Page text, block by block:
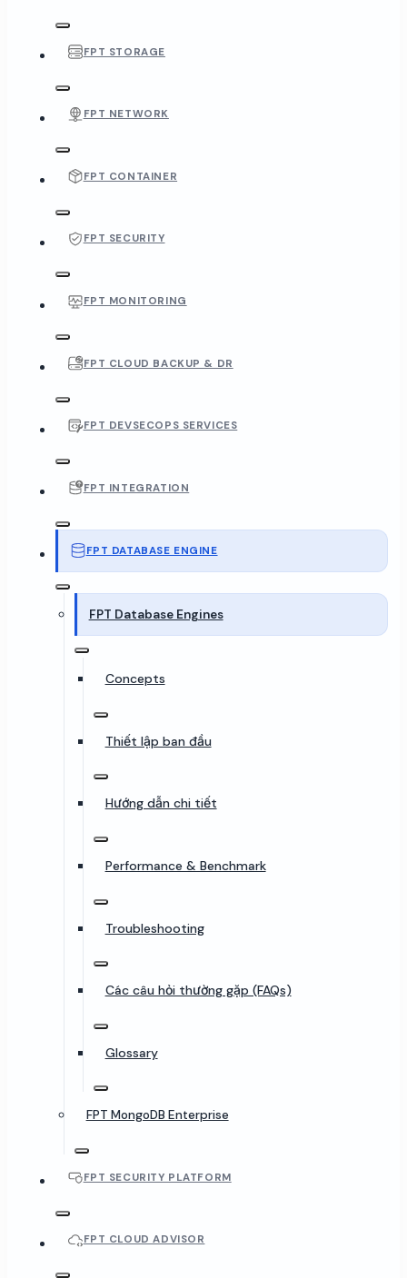
FPT STORAGE
FPT NETWORK
FPT CONTAINER
FPT SECURITY
FPT MONITORING
FPT CLOUD BACKUP & DR
FPT DEVSECOPS SERVICES
FPT INTEGRATION
FPT DATABASE ENGINE
FPT Database Engines
Concepts
Thiết lập ban đầu
Hướng dẫn chi tiết
Performance & Benchmark
Troubleshooting
Các câu hỏi thường gặp (FAQs)
Glossary
FPT MongoDB Enterprise
FPT SECURITY PLATFORM
FPT CLOUD ADVISOR